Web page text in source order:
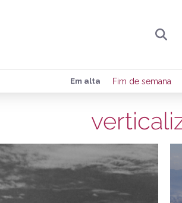
Preencha seus
de eventos e
Em alta Fim de semana